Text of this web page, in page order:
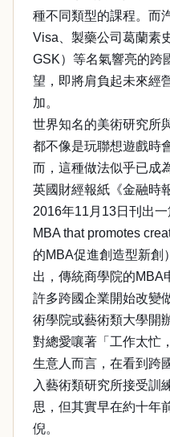
種不同類型的課程。而
Visa、製藥公司葛蘭素
GSK）等名氣響亮的跨
望，即將肩負起未來經
加。
世界知名的美術研究所
都不像是玩聯想遊戲時
而，這種做法似乎已成
英國財經報紙《金融時
2016年11月13日刊出
MBA that promotes
的MBA促進創造型新創
出，傳統商學院的MBA
許多跨國企業開始改變
術學院或藝術類大學開
對總愛嚷著「工作太忙
生意人而言，在看到跨
入藝術類研究所接受訓
思，但其實早在約十年
倪。